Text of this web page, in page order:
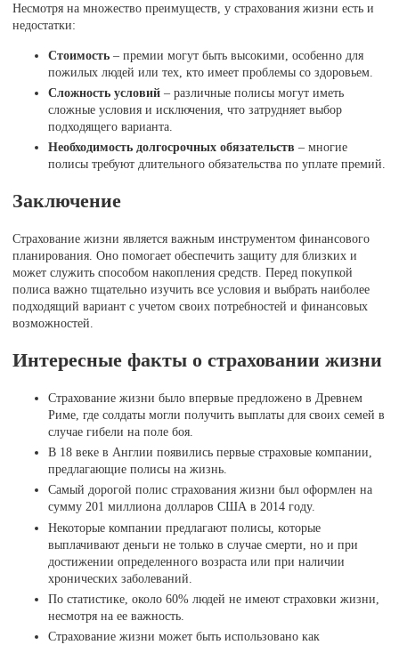
Несмотря на множество преимуществ, у страхования жизни есть и
недостатки:
Стоимость – премии могут быть высокими, особенно для
пожилых людей или тех, кто имеет проблемы со здоровьем.
Сложность условий – различные полисы могут иметь
сложные условия и исключения, что затрудняет выбор
подходящего варианта.
Необходимость долгосрочных обязательств – многие
полисы требуют длительного обязательства по уплате премий.
Заключение
Страхование жизни является важным инструментом финансового
планирования. Оно помогает обеспечить защиту для близких и
может служить способом накопления средств. Перед покупкой
полиса важно тщательно изучить все условия и выбрать наиболее
подходящий вариант с учетом своих потребностей и финансовых
возможностей.
Интересные факты о страховании жизни
Страхование жизни было впервые предложено в Древнем
Риме, где солдаты могли получить выплаты для своих семей в
случае гибели на поле боя.
В 18 веке в Англии появились первые страховые компании,
предлагающие полисы на жизнь.
Самый дорогой полис страхования жизни был оформлен на
сумму 201 миллиона долларов США в 2014 году.
Некоторые компании предлагают полисы, которые
выплачивают деньги не только в случае смерти, но и при
достижении определенного возраста или при наличии
хронических заболеваний.
По статистике, около 60% людей не имеют страховки жизни,
несмотря на ее важность.
Страхование жизни может быть использовано как